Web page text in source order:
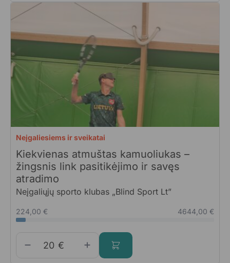
Neįgaliesiems ir sveikatai
Kiekvienas atmuštas kamuoliukas –
žingsnis link pasitikėjimo ir savęs
atradimo
Neįgaliųjų sporto klubas „Blind Sport Lt”
224,00 € 4644,00 €
€